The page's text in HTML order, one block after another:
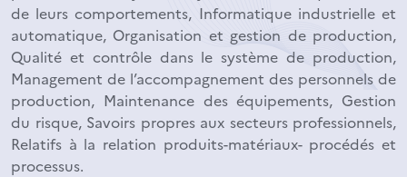
de leurs comportements, Informatique industrielle et
automatique, Organisation et gestion de production,
Qualité et contrôle dans le système de production,
Management de l’accompagnement des personnels de
production, Maintenance des équipements, Gestion
du risque, Savoirs propres aux secteurs professionnels,
Relatifs à la relation produits-matériaux- procédés et
processus.